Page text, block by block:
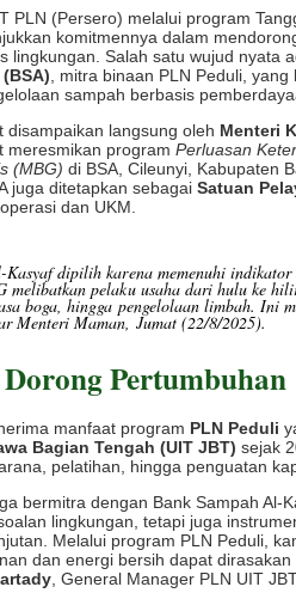
PLN (Persero) melalui program
komitmennya dalam
lingkungan. Salah satu wujud nyata
, mitra binaan PLN Peduli,
sampah berbasis
disampaikan langsung oleh Menteri
meresmikan program Perluasan
(MBG) di BSA, Cileunyi, Kabupaten
juga ditetapkan sebagai Satuan
dan UKM.
dipilih karena memenuhi
melibatkan pelaku usaha dari hulu ke
boga, hingga pengelolaan limbah. Ini
Menteri Maman, Jumat (22/8/2025).
Pertumbuhan
manfaat program PLN Peduli
Bagian Tengah (UIT JBT) sejak
pelatihan, hingga penguatan
bermitra dengan Bank Sampah Al-
lingkungan, tetapi juga
Melalui program PLN Peduli,
dan energi bersih dapat
, General Manager PLN UIT